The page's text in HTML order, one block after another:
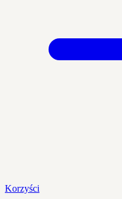
Korzyści